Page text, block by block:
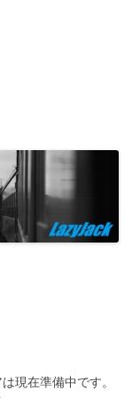
現在準備中です。